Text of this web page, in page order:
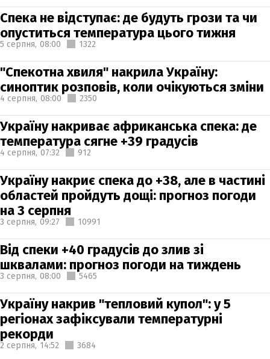
Спека не відступає: де будуть грози та чи
опуститься температура цього тижня
5 серпня, 08:00 1322
"Спекотна хвиля" накрила Україну:
синоптик розповів, коли очікуються зміни
4 серпня, 08:00 2350
Україну накриває африканська спека: де
температура сягне +39 градусів
4 серпня, 07:32 912
Україну накриє спека до +38, але в частині
областей пройдуть дощі: прогноз погоди
на 3 серпня
3 серпня, 09:27 10991
Від спеки +40 градусів до злив зі
шквалами: прогноз погоди на тиждень
3 серпня, 08:00 5465
Україну накрив "тепловий купол": у 5
регіонах зафіксували температурні
рекорди
2 серпня, 14:52 3684